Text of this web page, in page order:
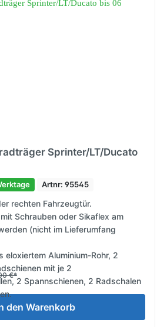
Sprinter/LT/Ducato
Artnr: 95545
rechten Fahrzeugtür.
Schrauben oder Sikaflex am
(nicht im Lieferumfang
eloxiertem Aluminium-Rohr, 2
mit je 2
2 Spannschienen, 2 Radschalen
€*
den Warenkorb